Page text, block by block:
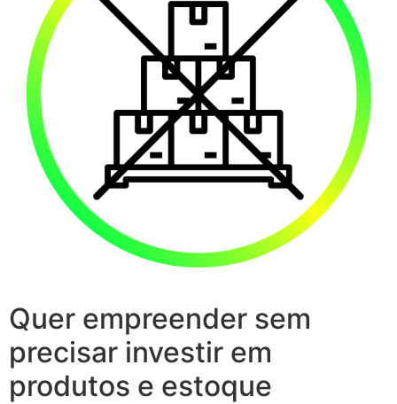
Quer empreender sem
precisar investir em
produtos e estoque